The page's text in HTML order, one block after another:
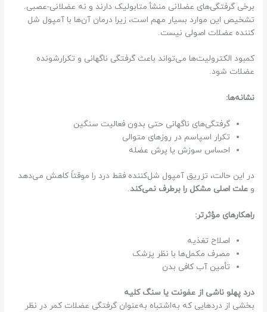
برخی گرفتگی‌های عضلانی منشأ متابولیک دارند و نه عضلانی-عصبی.
تشخیص این موارد بسیار مهم است، زیرا درمان آن‌ها با آمپول شل
کننده عضلات اصولی نیست.
کمبود الکترولیت‌ها می‌تواند باعث گرفتگی ناگهانی و تکرارشونده
عضلات شود.
نشانه‌ها:
گرفتگی‌های ناگهانی حتی بدون فعالیت سنگین
تکرار اسپاسم در روزهای متوالی
احساس سوزش یا پرش عضله
در این حالت، تزریق آمپول شل‌کننده فقط درد را موقتاً کاهش می‌دهد
وعلت اصلی مشکل را برطرف نمی‌کند.
راهکارهای مؤثرتر:
اصلاح تغذیه
مصرف مکمل‌ها با نظر پزشک
تأمین آب کافی بدن
درد پهلو ناشی از عفونت یا سنگ کلیه
بخشی از دردهایی که به‌اشتباه به‌عنوان گرفتگی عضلات کمر در نظر